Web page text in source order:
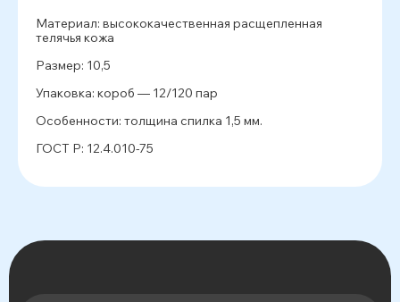
Материал: высококачественная расщепленная
телячья кожа
Размер: 10,5
Упаковка: короб — 12/120 пар
Особенности: толщина спилка 1,5 мм.
ГОСТ Р: 12.4.010-75